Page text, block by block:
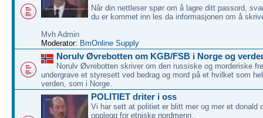
Når din nettleser spør om å lagre ditt passord,
du er kommet inn les da informasjonen om å
Mvh Admin
Moderator: BmOnline Supply
Norulv Øvrebotten om KGB/FSB i Norge og
Norulv Øvrebotten skriver om den russiske og morderiske
undergrave et styresett ved bedrag og mord på et hvilket som
verden, som i Norge.
POLITIET driter i oss
Vi har sett at politiet er blitt mer og mer et donald
opplegg for etniske nordmenn.